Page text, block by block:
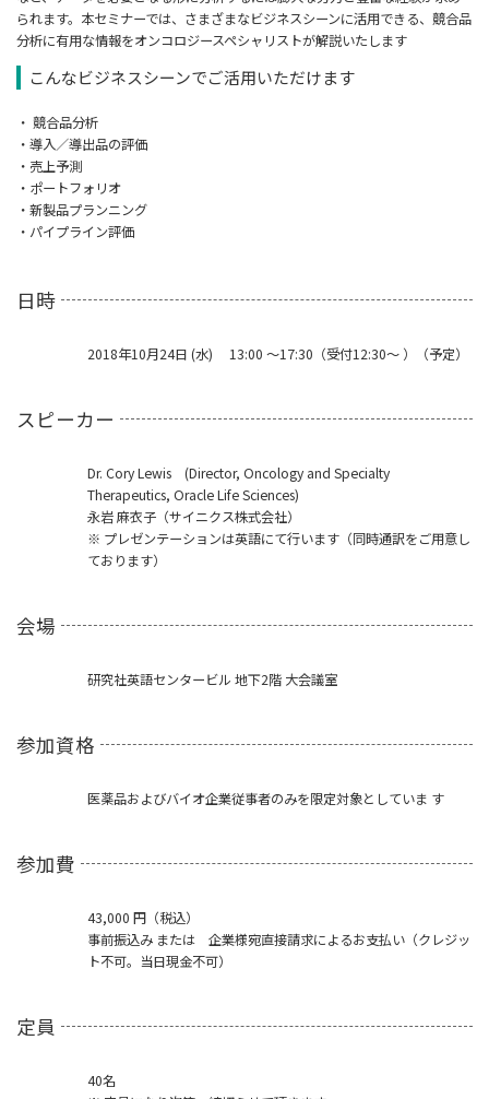
られます。本セミナーでは、さまざまなビジネスシーンに活用できる、競合品
分析に有用な情報をオンコロジースペシャリストが解説いたします
こんなビジネスシーンでご活用いただけます
・ 競合品分析
・導入／導出品の評価
・売上予測
・ポートフォリオ
・新製品プランニング
・パイプライン評価
日時
2018年10月24日 (水) 13:00 ～17:30（受付12:30～ ）（予定）
スピーカー
Dr. Cory Lewis (Director, Oncology and Specialty
Therapeutics, Oracle Life Sciences)
永岩 麻衣子（サイニクス株式会社）
※ プレゼンテーションは英語にて行います（同時通訳をご用意し
ております）
会場
研究社英語センタービル 地下2階 大会議室
参加資格
医薬品およびバイオ企業従事者のみを限定対象としていま す
参加費
43,000 円（税込）
事前振込み または 企業様宛直接請求によるお支払い（クレジッ
ト不可。当日現金不可）
定員
40名